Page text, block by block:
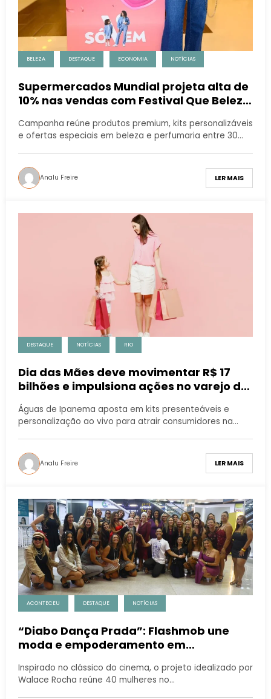
BELEZA DESTAQUE ECONOMIA NOTÍCIAS
Supermercados Mundial projeta alta de
10% nas vendas com Festival Que Beleza
Dia das Mães
Campanha reúne produtos premium, kits personalizáveis
e ofertas especiais em beleza e perfumaria entre 30…
Analu Freire LER MAIS
DESTAQUE NOTÍCIAS RIO
Dia das Mães deve movimentar R$ 17
bilhões e impulsiona ações no varejo de
Águas de Ipanema aposta em kits presenteáveis e
personalização ao vivo para atrair consumidores na…
Analu Freire LER MAIS
ACONTECEU DESTAQUE NOTÍCIAS
“Diabo Dança Prada”: Flashmob une
moda e empoderamento em
Mães
Inspirado no clássico do cinema, o projeto idealizado por
Walace Rocha reúne 40 mulheres no…